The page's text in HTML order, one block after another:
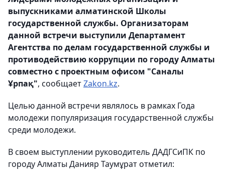
выпускниками алматинской Школы
государственной службы. Организаторам
данной встречи выступили Департамент
Агентства по делам государственной службы и
противодействию коррупции по городу Алматы
совместно с проектным офисом "Саналы
Ұрпақ", сообщаетZakon.kz.
Целью данной встречи являлось в рамках Года
молодежи популяризация государственной службы
среди молодежи.
В своем выступлении руководитель ДАДГСиПК по
городу Алматы Данияр Таумұрат отметил: